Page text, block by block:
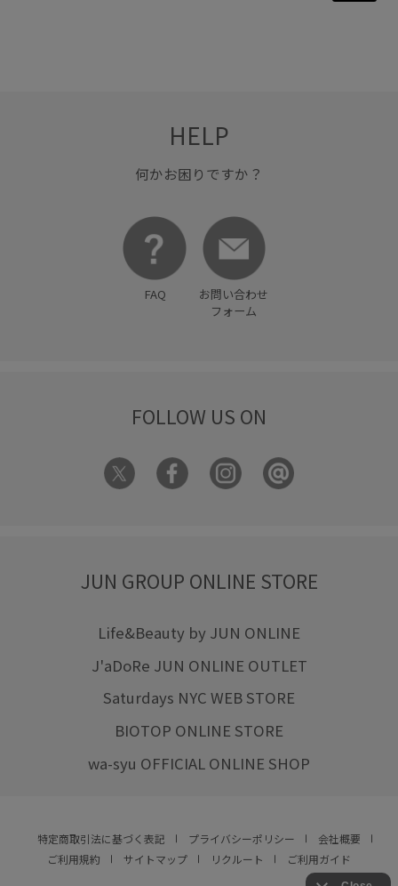
HELP
何かお困りですか？
FAQ
お問い合わせ
フォーム
FOLLOW US ON
JUN GROUP ONLINE STORE
Life&Beauty by JUN ONLINE
J'aDoRe JUN ONLINE OUTLET
Saturdays NYC WEB STORE
BIOTOP ONLINE STORE
wa-syu OFFICIAL ONLINE SHOP
特定商取引法に基づく表記 プライバシーポリシー
会社概要
ご利用規約
サイトマップ リクルート ご利用ガイド